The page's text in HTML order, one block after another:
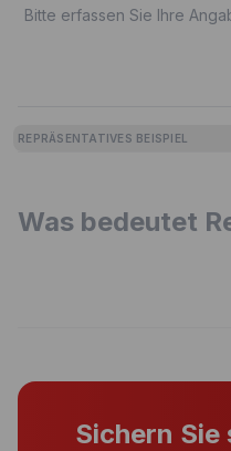
Bitte erfassen Sie Ihre
REPRÄSENTATIVES BEISPIEL
Was bedeutet
Sichern Sie